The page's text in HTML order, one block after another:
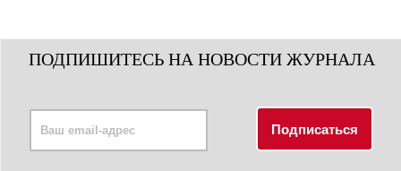
ПОДПИШИТЕСЬ НА НОВОСТИ ЖУРНАЛА